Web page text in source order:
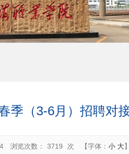
季（3-6月）招聘对
浏览次数： 3719 次 【字体： 小 大】